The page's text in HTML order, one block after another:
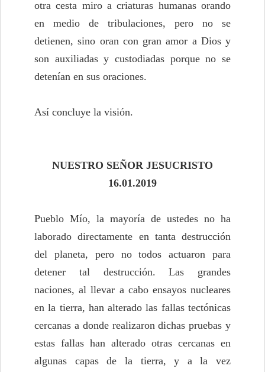
otra cesta miro a criaturas humanas orando
en medio de tribulaciones, pero no se
detienen, sino oran con gran amor a Dios y
son auxiliadas y custodiadas porque no se
detenían en sus oraciones.
Así concluye la visión.
NUESTRO SEÑOR JESUCRISTO
16.01.2019
Pueblo Mío, la mayoría de ustedes no ha
laborado directamente en tanta destrucción
del planeta, pero no todos actuaron para
detener tal destrucción. Las grandes
naciones, al llevar a cabo ensayos nucleares
en la tierra, han alterado las fallas tectónicas
cercanas a donde realizaron dichas pruebas y
estas fallas han alterado otras cercanas en
algunas capas de la tierra, y a la vez